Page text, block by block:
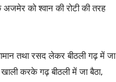
को श्वान की रोटी की तरह
तथा रसद लेकर बीठली गढ़ में जा
करके गढ़ बीठली में जा बैठा,